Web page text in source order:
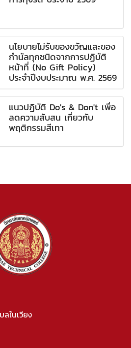
นโยบายไม่รับของขวัญและของ
กำนัลทุกชนิดจากการปฏิบัติ
หน้าที่ (No Gift Policy)
ประจำปีงบประมาณ พ.ศ. 2569
แนวปฏิบัติ Do's & Don't เพื่อ
ลดความสับสน เกี่ยวกับ
พฤติกรรมสีเทา
ในเวียง